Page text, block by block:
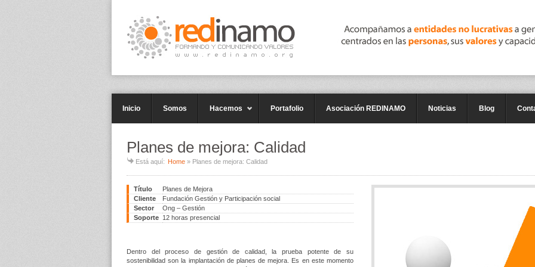
Inicio Somos Hacemos Portafolio Asociación REDINAMO Noticias Blog
Planes de mejora: Calidad
Está aquí: Home » Planes de mejora: Calidad
Título
Planes de Mejora
Cliente
Fundación Gestión y Participación social
Sector
Ong – Gestión
Soporte 12 horas presencial
Dentro del proceso de gestión de calidad, la prueba potente de su
sostenibilidad son la implantación de planes de mejora. Es en este momento